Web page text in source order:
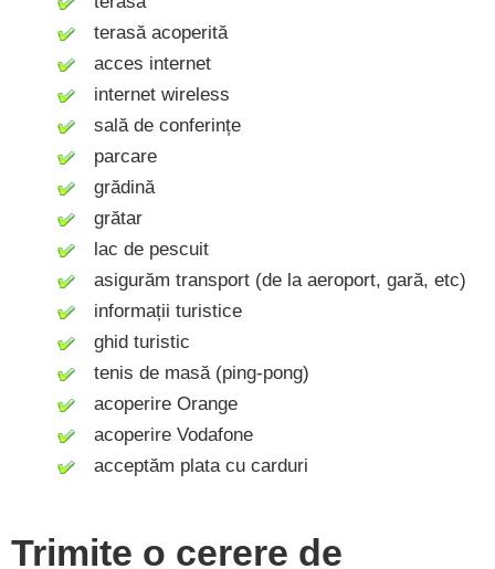
terasă acoperită
acces internet
internet wireless
sală de conferințe
parcare
grădină
grătar
lac de pescuit
asigurăm transport (de la aeroport, gară, etc)
informații turistice
ghid turistic
tenis de masă (ping-pong)
acoperire Orange
acoperire Vodafone
acceptăm plata cu carduri
Trimite o cerere de